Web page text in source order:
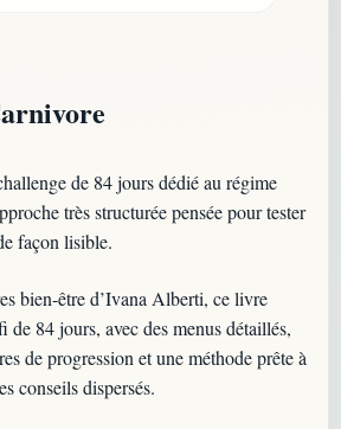
de 84 jours dédié au régime
très structurée pensée pour tester
façon lisible.
bien-être d’Ivana Alberti, ce livre
de 84 jours, avec des menus détaillés,
de progression et une méthode prête à
conseils dispersés.